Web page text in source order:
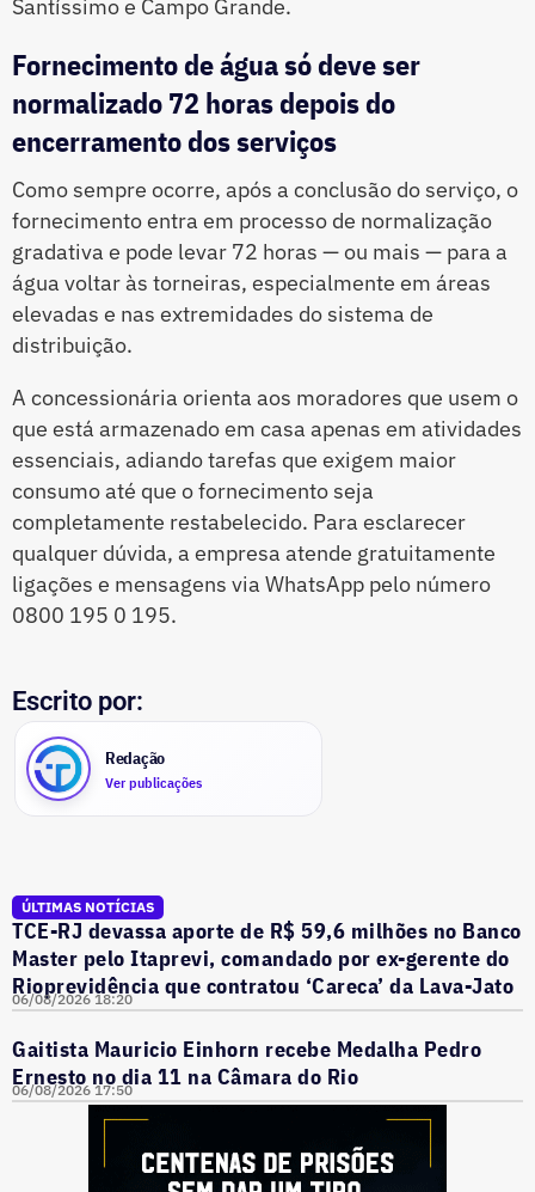
Santíssimo e Campo Grande.
Fornecimento de água só deve ser
normalizado 72 horas depois do
encerramento dos serviços
Como sempre ocorre, após a conclusão do serviço, o
fornecimento entra em processo de normalização
gradativa e pode levar 72 horas — ou mais — para a
água voltar às torneiras, especialmente em áreas
elevadas e nas extremidades do sistema de
distribuição.
A concessionária orienta aos moradores que usem o
que está armazenado em casa apenas em atividades
essenciais, adiando tarefas que exigem maior
consumo até que o fornecimento seja
completamente restabelecido. Para esclarecer
qualquer dúvida, a empresa atende gratuitamente
ligações e mensagens via WhatsApp pelo número
0800 195 0 195.
Escrito por:
Redação
Ver publicações
ÚLTIMAS NOTÍCIAS
TCE-RJ devassa aporte de R$ 59,6 milhões no Banco
Master pelo Itaprevi, comandado por ex-gerente do
Rioprevidência que contratou ‘Careca’ da Lava-Jato
06/08/2026 18:20
Gaitista Mauricio Einhorn recebe Medalha Pedro
Ernesto no dia 11 na Câmara do Rio
06/08/2026 17:50